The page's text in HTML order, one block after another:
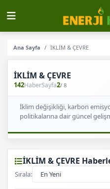
Ana Sayfa İKLİM & ÇEVRE
İKLİM & ÇEVRE
142HaberSayfa2/ 8
İklim değişikliği, karbon
politikalarına dair güncel
İKLİM & ÇEVRE
Sırala: